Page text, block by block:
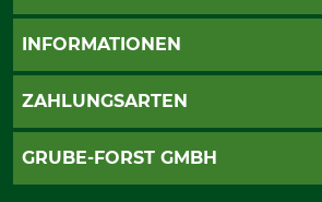
Katalogbestellung
INFORMATIONEN
AGB
ZAHLUNGSARTEN
PayPal
GRUBE-FORST GMBH